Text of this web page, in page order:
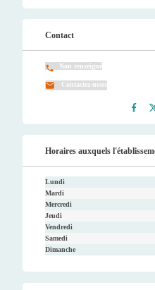
Contact
Non renseigné
Contactez-nous
ook
Horaires auxquels
Lundi
Mardi
Mercredi
Jeudi
Vendredi
Samedi
Dimanche